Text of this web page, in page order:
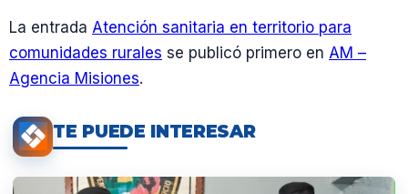
La entrada Atención sanitaria en territorio para
comunidades rurales se publicó primero en AM –
Agencia Misiones.
TE PUEDE INTERESAR